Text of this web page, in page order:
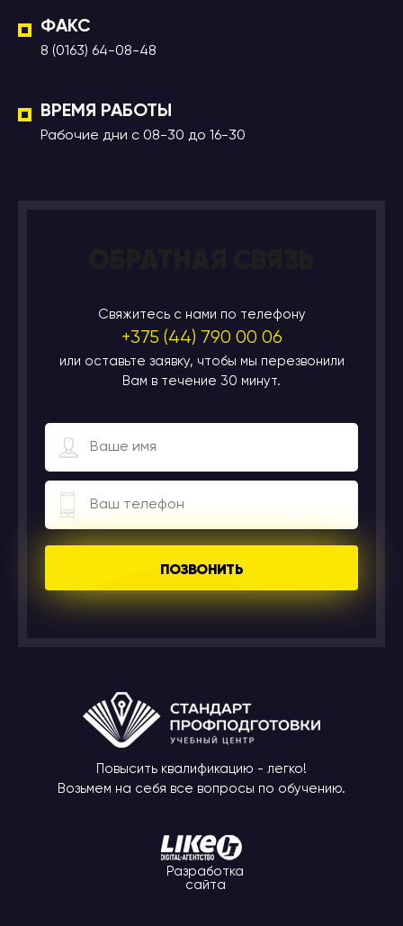
ФАКС
8 (0163) 64-08-48
ВРЕМЯ РАБОТЫ
Рабочие дни с 08-30 до 16-30
Свяжитесь с нами по телефону
+375 (44) 790 00 06
или оставьте заявку, чтобы мы перезвонили
Вам в течение 30 минут.
ПОЗВОНИТЬ
Повысить квалификацию - легко!
Возьмем на себя все вопросы по обучению.
Разработка
сайта